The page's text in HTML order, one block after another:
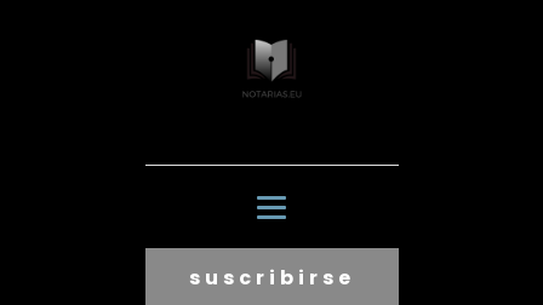
suscribirse